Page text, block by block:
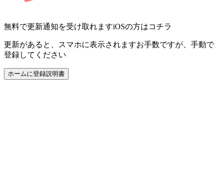
無料で更新通知を受け取れますiOSの方はコチラ
更新があると、スマホに表示されますお手数ですが、手動で
登録してください
ホームに登録説明書